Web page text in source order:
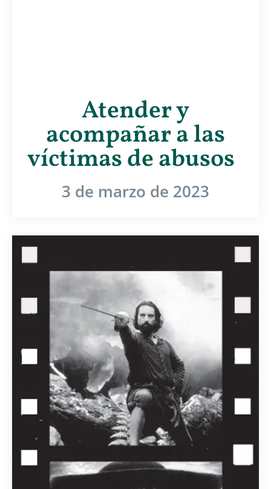
Atender y
acompañar a las
víctimas de abusos
3 de marzo de 2023